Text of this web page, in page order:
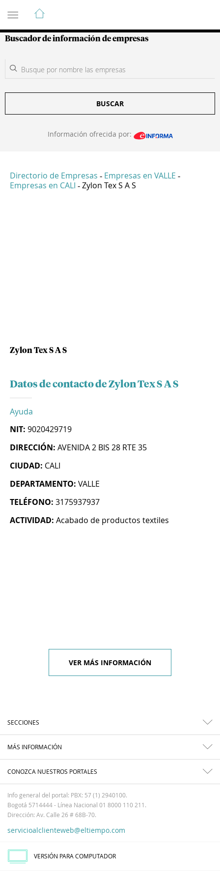
Guía de Empresas Colombianas
Buscador de información de empresas
BUSCAR
Información ofrecida por:
Directorio de Empresas - Empresas en VALLE -
Empresas en CALI - Zylon Tex S A S
Zylon Tex S A S
Datos de contacto de Zylon Tex S A S
Ayuda
NIT: 9020429719
DIRECCIÓN: AVENIDA 2 BIS 28 RTE 35
CIUDAD: CALI
DEPARTAMENTO: VALLE
TELÉFONO: 3175937937
ACTIVIDAD: Acabado de productos textiles
VER MÁS INFORMACIÓN
SECCIONES
MÁS INFORMACIÓN
CONOZCA NUESTROS PORTALES
Info general del portal: PBX: 57 (1) 2940100.
Bogotá 5714444 - Línea Nacional 01 8000 110 211.
Dirección: Av. Calle 26 # 68B-70.
servicioalclienteweb@eltiempo.com
VERSIÓN PARA COMPUTADOR